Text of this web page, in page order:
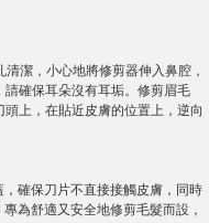
潔，小心地將修剪器伸入鼻腔，
確保耳朵沒有耳垢。修剪眉毛
上，在貼近皮膚的位置上，逆向
確保刀片不直接接觸皮膚，同時
為舒適又安全地修剪毛髮而設，